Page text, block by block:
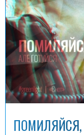
ПОМИЛЯЙСЯ,